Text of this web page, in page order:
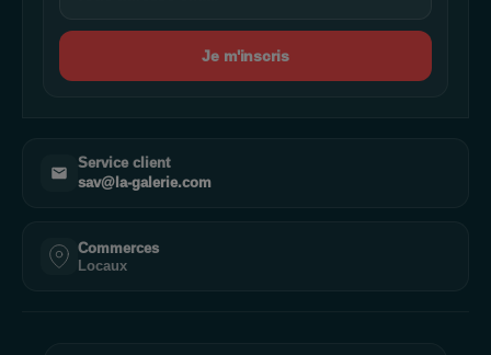
Je m'inscris
Service client
sav@la-galerie.com
Commerces
Locaux